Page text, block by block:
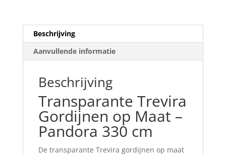
Beschrijving
Aanvullende informatie
Beschrijving
Transparante Trevira
Gordijnen op Maat –
Pandora 330 cm
De transparante Trevira gordijnen op maat